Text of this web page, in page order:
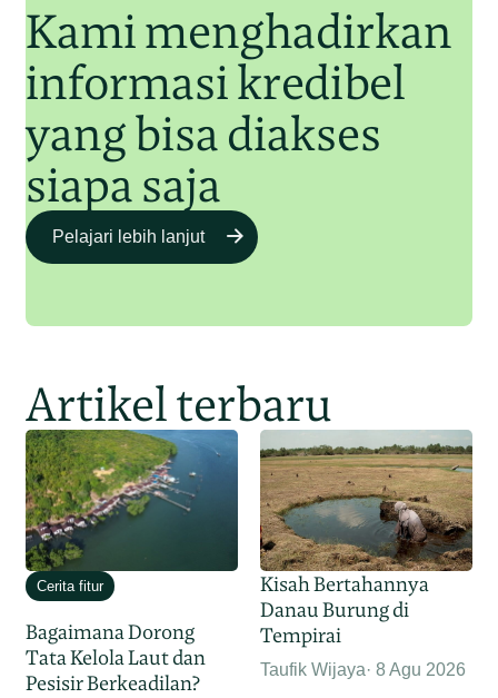
Kami menghadirkan
informasi kredibel
yang bisa diakses
siapa saja
Pelajari lebih lanjut
Artikel terbaru
Cerita fitur
Bagaimana Dorong
Tata Kelola Laut dan
Pesisir Berkeadilan?
Kisah Bertahannya
Danau Burung di
Tempirai
Taufik Wijaya 8 Agu 2026